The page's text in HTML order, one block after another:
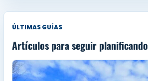
ÚLTIMAS GUÍAS
Artículos para seguir planificando